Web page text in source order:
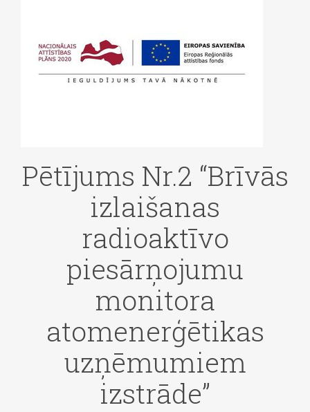
Pētījums Nr.2 “Brīvās
izlaišanas
radioaktīvo
piesārņojumu
monitora
atomenerģētikas
uzņēmumiem
izstrāde”